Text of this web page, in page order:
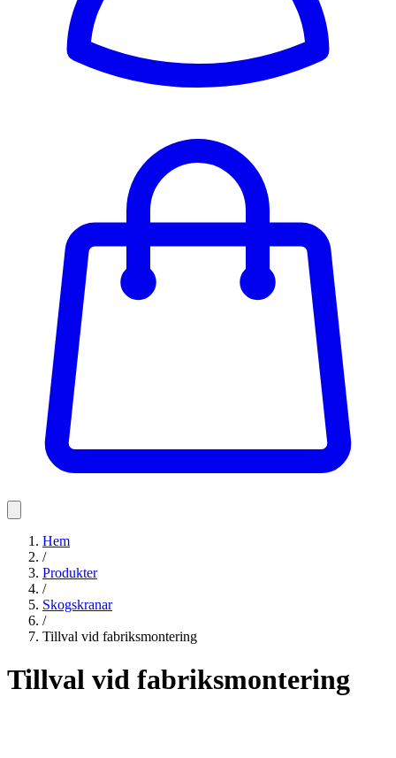
Hem
/
Produkter
/
Skogskranar
/
Tillval vid fabriksmontering
Tillval vid fabriksmontering